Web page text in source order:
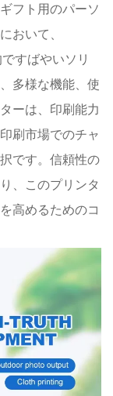
フト用のパーソ
おいて、
すばやいソリ
多様な機能、使
ーは、印刷能力
刷市場でのチャ
です。信頼性の
、このプリンタ
高めるためのコ